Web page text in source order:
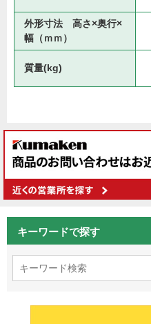
外形寸法 高さ×奥行×
幅（ｍｍ）
質量(kg)
キーワードで探す